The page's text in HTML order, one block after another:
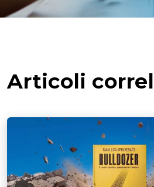
Articoli